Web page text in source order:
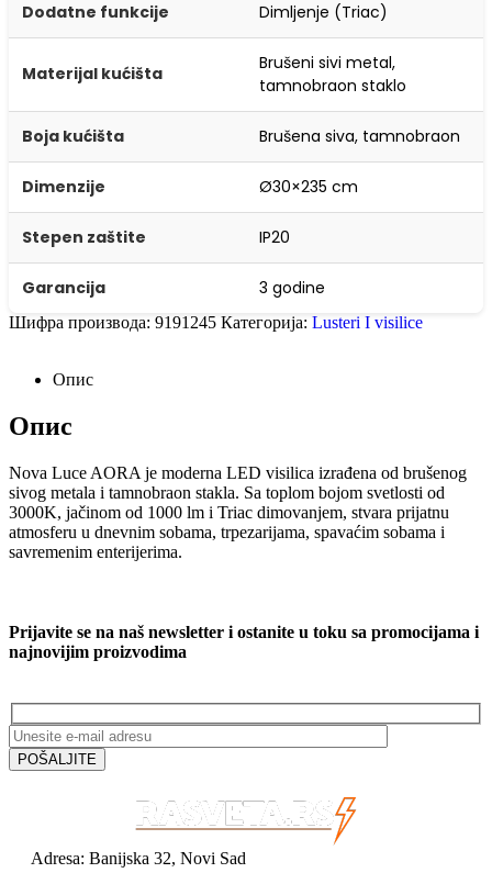
Dodatne funkcije Dimljenje (Triac)
Materijal kućišta
Brušeni sivi metal,
tamnobraon staklo
Boja kućišta Brušena siva, tamnobraon
Dimenzije Ø30×235 cm
Stepen zaštite IP20
Garancija 3 godine
Шифра производа: 9191245 Категорија: Lusteri I visilice
Опис
Опис
Nova Luce AORA je moderna LED visilica izrađena od brušenog
sivog metala i tamnobraon stakla. Sa toplom bojom svetlosti od
3000K, jačinom od 1000 lm i Triac dimovanjem, stvara prijatnu
atmosferu u dnevnim sobama, trpezarijama, spavaćim sobama i
savremenim enterijerima.
Prijavite se na naš newsletter i ostanite u toku sa promocijama i
najnovijim proizvodima
Adresa: Banijska 32, Novi Sad